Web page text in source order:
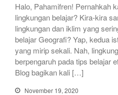
Halo, Pahamifren! Pernahkah
lingkungan belajar? Kira-kira
lingkungan dan iklim yang
belajar Geografi? Yap, kedua
yang mirip sekali. Nah,
berpengaruh pada tips belajar
Blog bagikan kali […]
November 19, 2020